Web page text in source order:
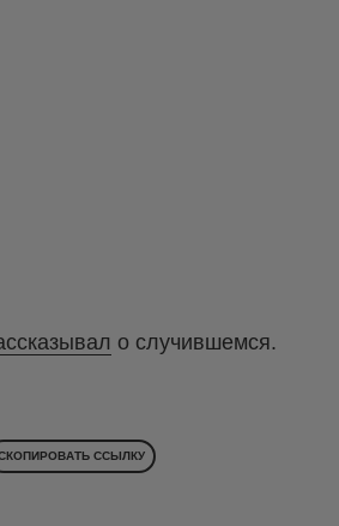
о случившемся.
ССЫЛКУ